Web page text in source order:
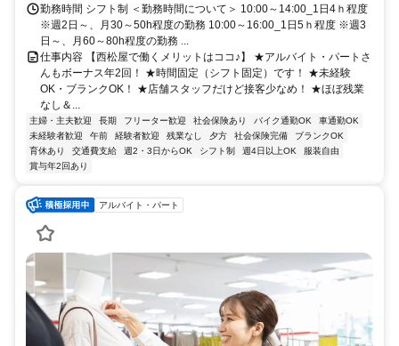
勤務時間 シフト制 ＜勤務時間について＞ 10:00～14:00_1日4ｈ程度
※週2日～、月30～50h程度の勤務 10:00～16:00_1日5ｈ程度 ※週3
日～、月60～80h程度の勤務 ...
仕事内容 【西松屋で働くメリットはココ♪】 ★アルバイト・パートさ
んもボーナス年2回！ ★時間固定（シフト固定）です！ ★未経験
OK・ブランクOK！ ★店舗スタッフだけど接客少なめ！ ★ほぼ残業
なし＆...
主婦・主夫歓迎 長期 フリーター歓迎 社会保険あり バイク通勤OK
車通勤OK
未経験者歓迎
午前 経験者歓迎 残業なし 夕方 社会保険完備
ブランクOK
育休あり
交通費支給 週2・3日からOK シフト制 週4日以上OK
服装自由
賞与年2回あり
アルバイト・パート